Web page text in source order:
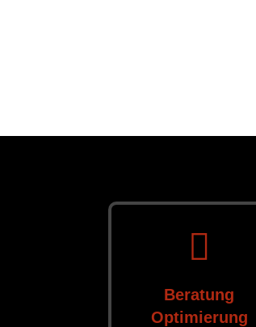

Beratung
Optimierung